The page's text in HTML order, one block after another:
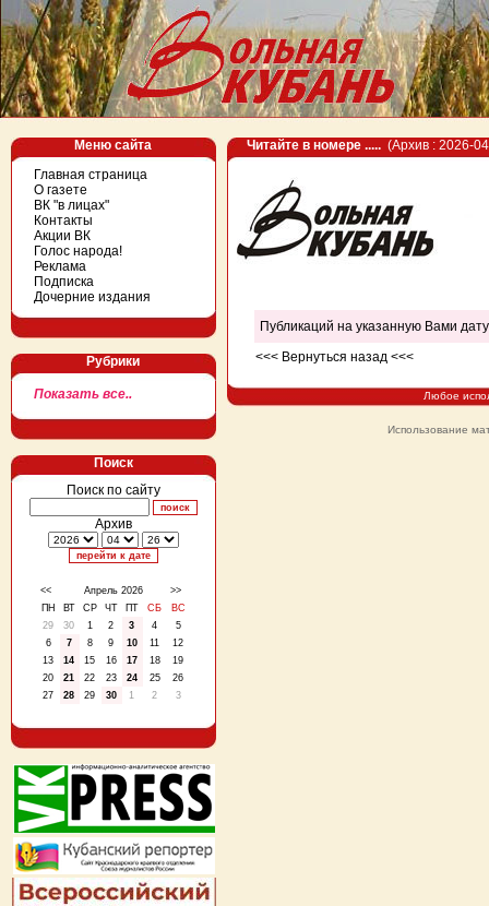
Меню сайта
Главная страница
О газете
ВК "в лицах"
Контакты
Акции ВК
Голос народа!
Реклама
Подписка
Дочерние издания
Рубрики
Показать все..
Поиск
Поиск по сайту
Архив
<< Апрель 2026
>>
ПН
ВТ СР ЧТ ПТ СБ
ВС
29
30 1 2 3 4
5
6
7 8 9 10 11
12
13
14 15 16 17 18
19
20
21 22 23 24 25
26
27
28 29 30 1 2 3
Читайте в номере ..... (Архив : 2026-
Публикаций на указанную Вами
<<< Вернуться назад <<<
Любое
Использование